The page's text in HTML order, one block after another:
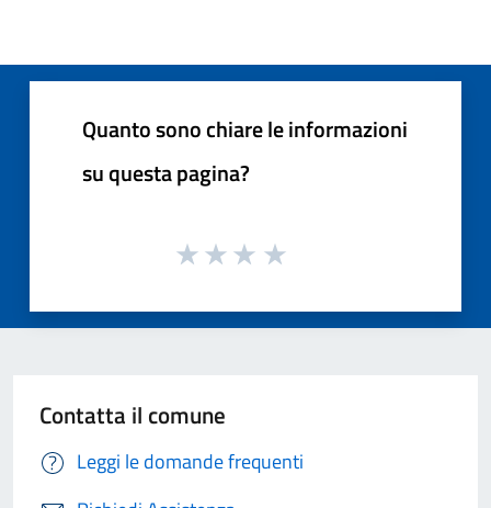
Quanto sono chiare le informazioni
su questa pagina?
Contatta il comune
Leggi le domande frequenti